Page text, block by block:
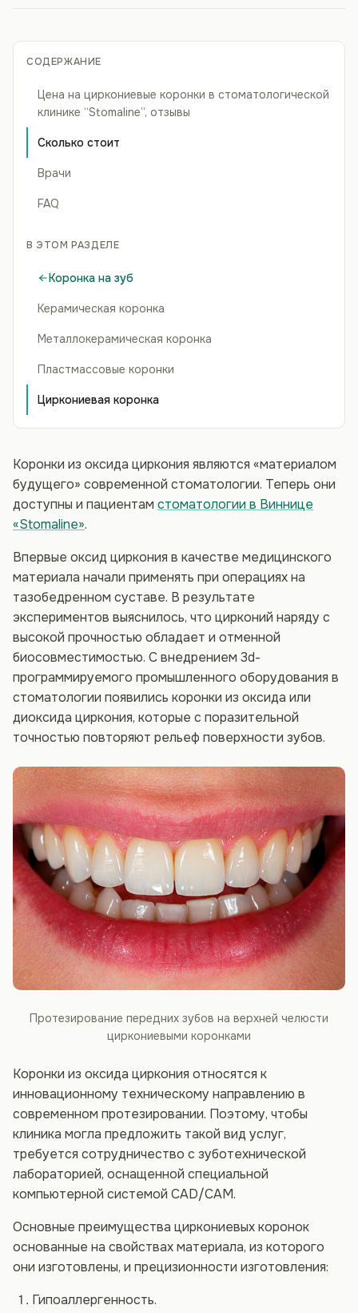
СОДЕРЖАНИЕ
Цена на циркониевые коронки в стоматологической
клинике “Stomaline”, отзывы
Сколько стоит
Врачи
FAQ
В ЭТОМ РАЗДЕЛЕ
Коронка на зуб
Керамическая коронка
Металлокерамическая коронка
Пластмассовые коронки
Циркониевая коронка
Коронки из оксида циркония являются «материалом
будущего» современной стоматологии. Теперь они
доступны и пациентам стоматологии в Виннице
«Stomaline».
Впервые оксид циркония в качестве медицинского
материала начали применять при операциях на
тазобедренном суставе. В результате
экспериментов выяснилось, что цирконий наряду с
высокой прочностью обладает и отменной
биосовместимостью. С внедрением 3d-
программируемого промышленного оборудования в
стоматологии появились коронки из оксида или
диоксида циркония, которые с поразительной
точностью повторяют рельеф поверхности зубов.
Протезирование передних зубов на верхней челюсти
циркониевыми коронками
Коронки из оксида циркония относятся к
инновационному техническому направлению в
современном протезировании. Поэтому, чтобы
клиника могла предложить такой вид услуг,
требуется сотрудничество с зуботехнической
лабораторией, оснащенной специальной
компьютерной системой CAD/CAM.
Основные преимущества циркониевых коронок
основанные на свойствах материала, из которого
они изготовлены, и прецизионности изготовления:
Гипоаллергенность.